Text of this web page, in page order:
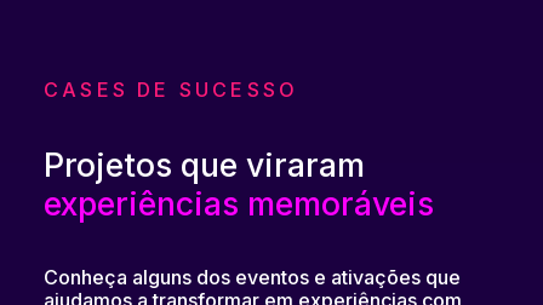
CASES DE SUCESSO
Projetos que viraram
experiências memoráveis
Conheça alguns dos eventos e ativações que
ajudamos a transformar em experiências com